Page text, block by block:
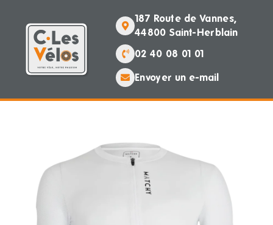
187 Route de Vannes,
44800 Saint-Herblain
02 40 08 01 01
Envoyer un e-mail